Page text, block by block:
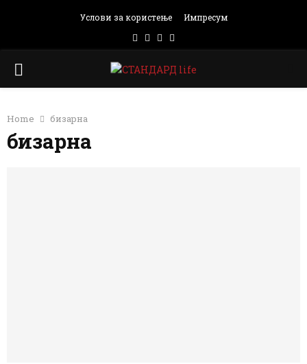
Услови за користење Импресум
Facebook
Instagram
Email
PRIMARY
Home бизарна
бизарна